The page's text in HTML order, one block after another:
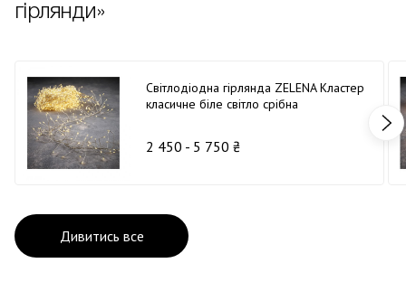
гірлянди»
Світлодіодна гірлянда ZELENA Кластер
класичне біле світло срібна
2 450 - 5 750 ₴
Дивитись все